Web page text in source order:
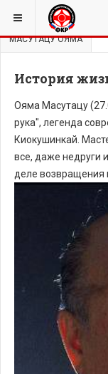
ВЫ ЗДЕСЬ:
МАСУТАЦУ ОЯМА
История
Ояма Масутацу
рука", легенда
Киокушинкай.
все, даже недруги
деле возвращения